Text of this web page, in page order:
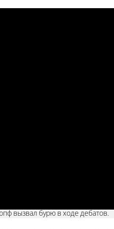
вызвал бурю в ходе дебатов.